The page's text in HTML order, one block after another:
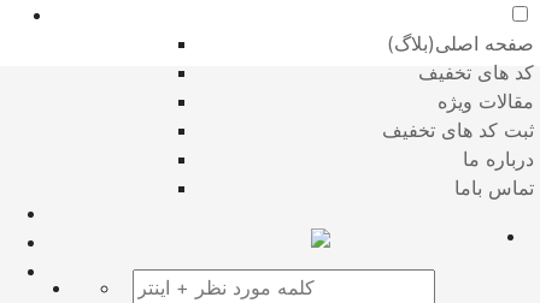
صفحه اصلی(بلاگ)
کد های تخفیف
مقالات ویژه
ثبت کد های تخفیف
درباره ما
تماس باما